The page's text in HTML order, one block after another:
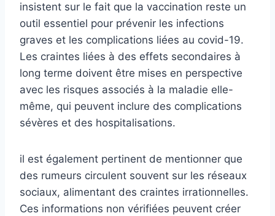
insistent sur le fait que la vaccination reste un
outil essentiel pour prévenir les infections
graves et les complications liées au covid-19.
Les craintes liées à des effets secondaires à
long terme doivent être mises en perspective
avec les risques associés à la maladie elle-
même, qui peuvent inclure des complications
sévères et des hospitalisations.
il est également pertinent de mentionner que
des rumeurs circulent souvent sur les réseaux
sociaux, alimentant des craintes irrationnelles.
Ces informations non vérifiées peuvent créer